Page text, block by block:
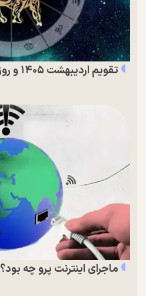
تقویم اردیبهشت ۱۴۰۵ و روز‌های تعطیل این ماه
ماجرای اینترنت پرو چه بود؟